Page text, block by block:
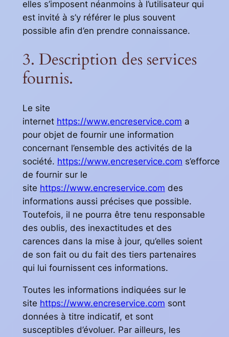
elles s’imposent néanmoins à l’utilisateur qui
est invité à s’y référer le plus souvent
possible afin d’en prendre connaissance.
3. Description des services
fournis.
Le site
internet https://www.encreservice.com a
pour objet de fournir une information
concernant l’ensemble des activités de la
société. https://www.encreservice.com s’efforce
de fournir sur le
site https://www.encreservice.com des
informations aussi précises que possible.
Toutefois, il ne pourra être tenu responsable
des oublis, des inexactitudes et des
carences dans la mise à jour, qu’elles soient
de son fait ou du fait des tiers partenaires
qui lui fournissent ces informations.
Toutes les informations indiquées sur le
site https://www.encreservice.com sont
données à titre indicatif, et sont
susceptibles d’évoluer. Par ailleurs, les